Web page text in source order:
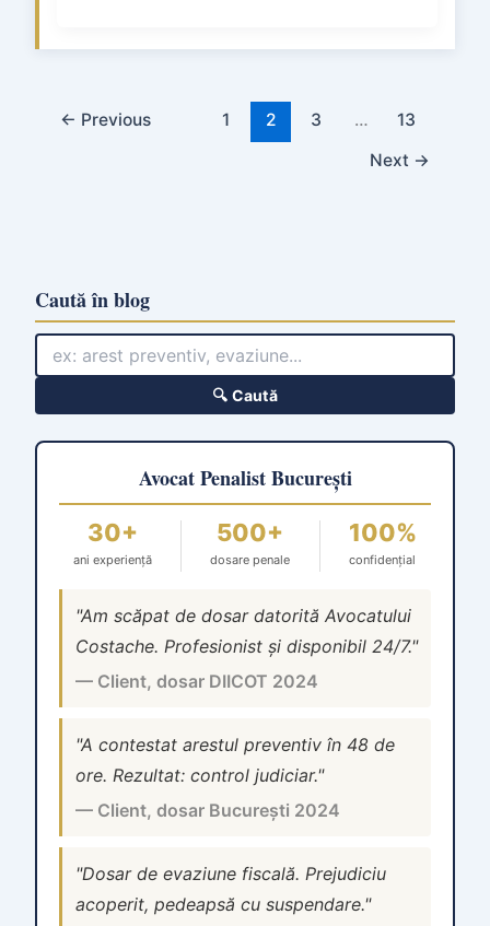
← Previous 1 2 3 …
13
Next →
Caută în blog
🔍 Caută
Avocat Penalist București
30+
ani experiență
500+
dosare penale
100%
confidențial
"Am scăpat de dosar datorită Avocatului
Costache. Profesionist și disponibil 24/7."
— Client, dosar DIICOT 2024
"A contestat arestul preventiv în 48 de
ore. Rezultat: control judiciar."
— Client, dosar București 2024
"Dosar de evaziune fiscală. Prejudiciu
acoperit, pedeapsă cu suspendare."